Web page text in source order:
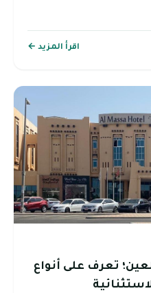
اقرأ المزيد ←
تعرف على أنواع